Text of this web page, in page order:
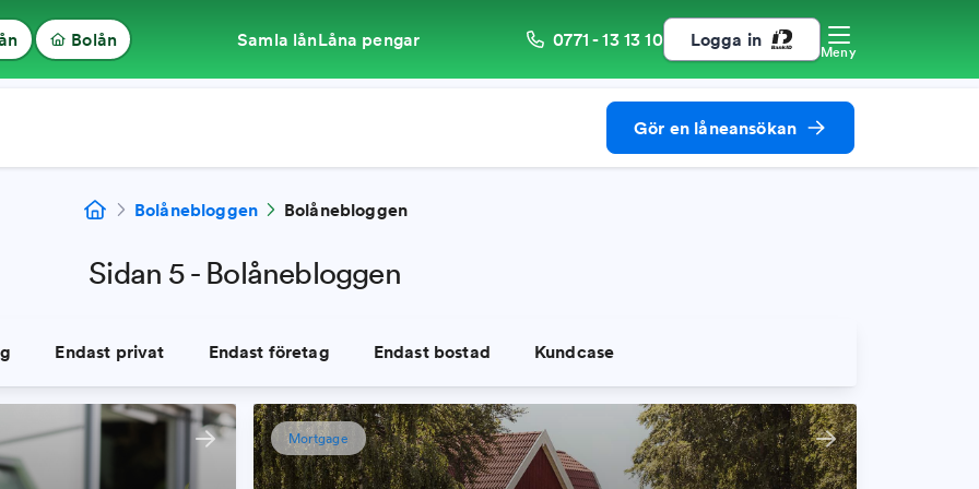
Bolån Samla lånLåna pengar 0771 - 13 13 10 Logga in
Meny
Gör en låneansökan
Bolånebloggen Bolånebloggen
Sidan 5 - Bolånebloggen
Endast privat Endast företag Endast bostad Kundcase
Mortgage